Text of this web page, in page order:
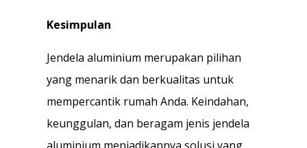
Kesimpulan
Jendela aluminium merupakan pilihan
yang menarik dan berkualitas untuk
mempercantik rumah Anda. Keindahan,
keunggulan, dan beragam jenis jendela